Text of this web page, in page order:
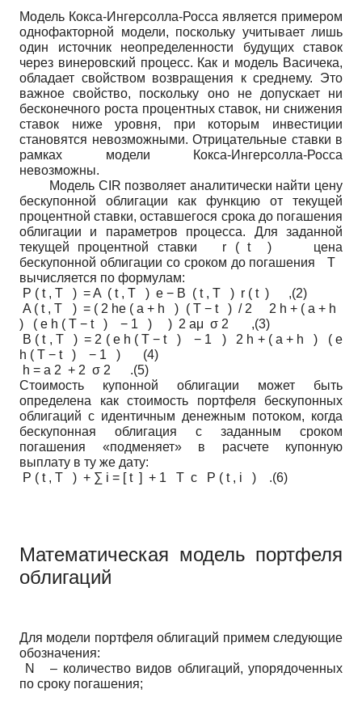
Модель Кокса-Ингерсолла-Росса является примером
однофакторной модели, поскольку учитывает лишь
один источник неопределенности будущих ставок
через винеровский процесс. Как и модель Васичека,
обладает свойством возвращения к среднему. Это
важное свойство, поскольку оно не допускает ни
бесконечного роста процентных ставок, ни снижения
ставок ниже уровня, при которым инвестиции
становятся невозможными. Отрицательные ставки в
рамках модели Кокса-Ингерсолла-Росса
невозможны.
Модель CIR позволяет аналитически найти цену
бескупонной облигации как функцию от текущей
процентной ставки, оставшегося срока до погашения
облигации и параметров процесса. Для заданной
текущей процентной ставки r ( t ) цена
бескупонной облигации со сроком до погашения T
вычисляется по формулам:
P ( t , T ) = A ( t , T ) e − B ( t , T ) r ( t ) ,(2)
A ( t , T ) = ( 2 he ( a + h ) ( T − t ) / 2 2 h + ( a + h
) ( e h ( T − t ) − 1 ) ) 2 aμ σ 2 ,(3)
B ( t , T ) = 2 ( e h ( T − t ) − 1 ) 2 h + ( a + h ) ( e
h ( T − t ) − 1 ) (4)
h = a 2 + 2 σ 2 .(5)
Стоимость купонной облигации может быть
определена как стоимость портфеля бескупонных
облигаций с идентичным денежным потоком, когда
бескупонная облигация с заданным сроком
погашения «подменяет» в расчете купонную
выплату в ту же дату:
P ( t , T ) + ∑ i = [ t ] + 1 T c P ( t , i ) .(6)
Математическая модель портфеля
облигаций
Для модели портфеля облигаций примем следующие
обозначения:
N – количество видов облигаций, упорядоченных
по сроку погашения;